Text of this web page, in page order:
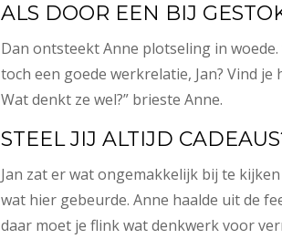
ALS DOOR EEN BIJ
Dan ontsteekt Anne plotseling in
toch een goede werkrelatie, Jan? Vind
Wat denkt ze wel?” brieste Anne.
STEEL JIJ ALTIJD
Jan zat er wat ongemakkelijk bij te
wat hier gebeurde. Anne haalde uit de
daar moet je flink wat denkwerk voor